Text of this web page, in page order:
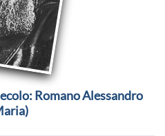
Romano Alessandro